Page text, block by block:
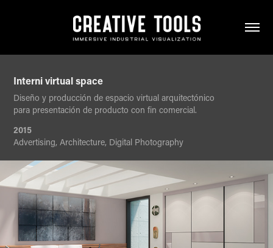
Interni virtual space
Diseño y producción de espacio virtual arquitectónico
para presentación de producto con fin comercial.
2015
Advertising, Architecture, Digital Photography